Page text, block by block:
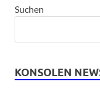
Suchen
KONSOLEN